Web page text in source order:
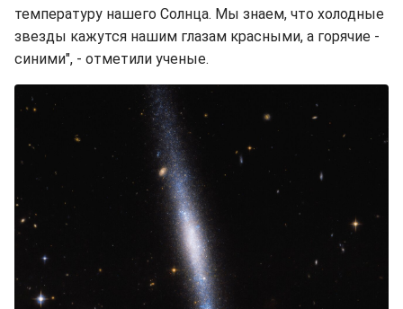
температуру нашего Солнца. Мы знаем, что холодные
звезды кажутся нашим глазам красными, а горячие -
синими", - отметили ученые.